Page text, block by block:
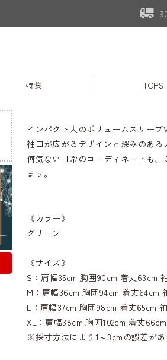
特集 TOPS
インパクト大のボリュームスリーブ
袖口が広がるデザインと深みのある
何気ない日常のコーディネートも
ます。
《カラー》
グリーン
《サイズ》
S：肩幅35cm 胸囲90cm 着丈63cm
M：肩幅36cm 胸囲94cm 着丈
L：肩幅37cm 胸囲98cm 着丈65cm
XL：肩幅38cm 胸囲102cm 着丈
※採寸方法により1～3cmの誤差があ